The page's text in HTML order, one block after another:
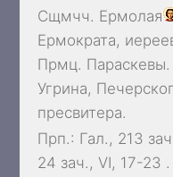
Сщмчч. Ермолая
Ермократа,
Прмц. Параскевы
Угрина,
пресвитера.
Прп.: Гал., 213
24 зач., VI, 17-23